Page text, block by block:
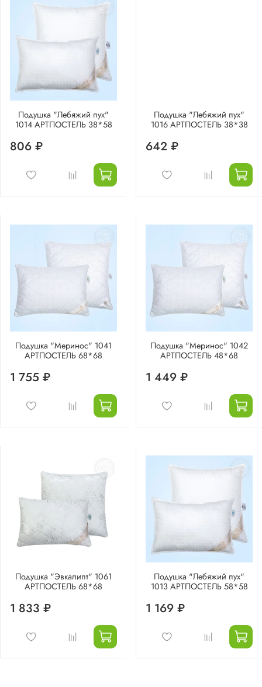
Подушка "Лебяжий пух"
1014 АРТПОСТЕЛЬ 38*58
806 ₽
Подушка "Лебяжий пух"
1016 АРТПОСТЕЛЬ 38*38
642 ₽
Подушка "Меринос" 1041
АРТПОСТЕЛЬ 68*68
1 755 ₽
Подушка "Меринос" 1042
АРТПОСТЕЛЬ 48*68
1 449 ₽
Подушка "Эвкалипт" 1061
АРТПОСТЕЛЬ 68*68
1 833 ₽
Подушка "Лебяжий пух"
1013 АРТПОСТЕЛЬ 58*58
1 169 ₽